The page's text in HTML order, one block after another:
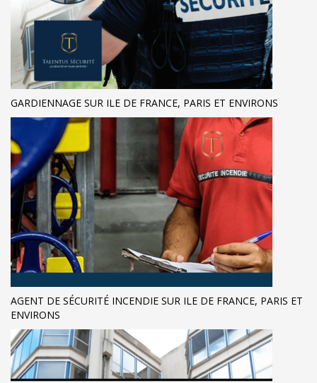
GARDIENNAGE SUR ILE DE FRANCE, PARIS ET ENVIRONS
AGENT DE SÉCURITÉ INCENDIE SUR ILE DE FRANCE, PARIS ET
ENVIRONS